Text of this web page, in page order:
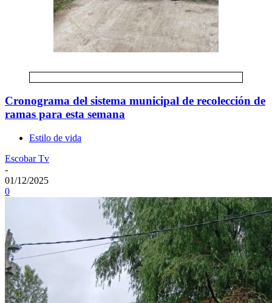
Cronograma del sistema municipal de recolección de
ramas para esta semana
Estilo de vida
Escobar Tv
-
01/12/2025
0